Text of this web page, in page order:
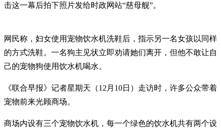
击这一幕后拍下照片发给时政网站“慈母舰”。
网民称，妇女使用宠物饮水机洗鞋后，指示另一名女孩以同样
的方式洗鞋。一名狗主见状立即劝请她们离开，但他不敢让自
己的宠物狗使用饮水机喝水。
《联合早报》记者星期天（12月10日）走访时，许多公众带着
宠物前来光顾商场。
商场内设有三个宠物饮水机，每一个绿色的饮水机共有两个设